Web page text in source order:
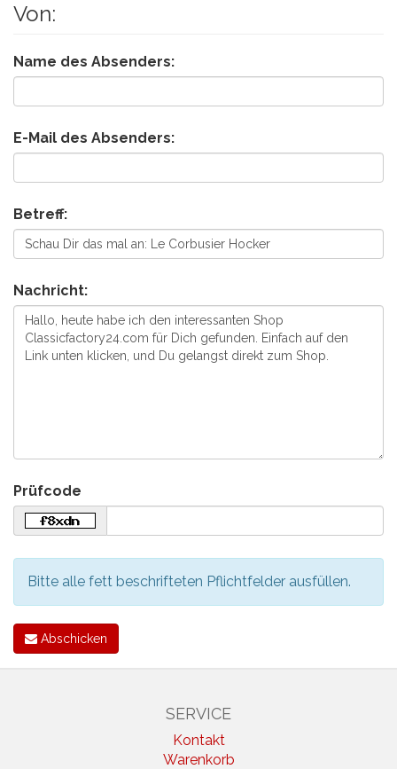
Von:
Name des Absenders:
E-Mail des Absenders:
Betreff:
Nachricht:
Prüfcode
Bitte alle fett beschrifteten Pflichtfelder ausfüllen.
Abschicken
SERVICE
Kontakt
Warenkorb